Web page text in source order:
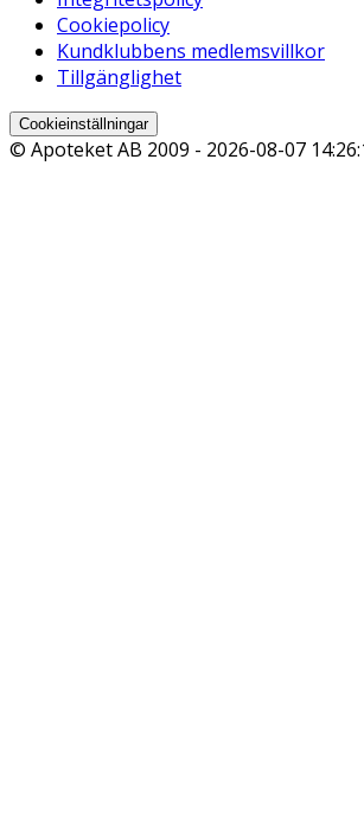
Cookiepolicy
Kundklubbens medlemsvillkor
Tillgänglighet
Cookieinställningar
© Apoteket AB 2009 - 2026-08-07